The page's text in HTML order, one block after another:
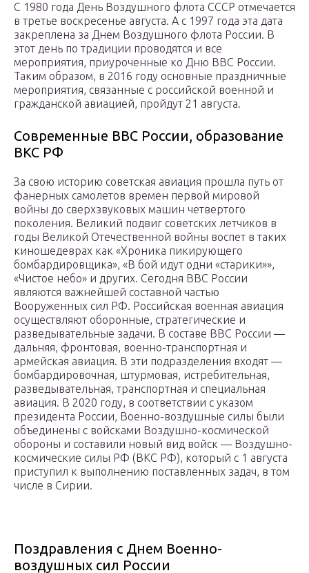
С 1980 года День Воздушного флота СССР отмечается
в третье воскресенье августа. А с 1997 года эта дата
закреплена за Днем Воздушного флота России. В
этот день по традиции проводятся и все
мероприятия, приуроченные ко Дню ВВС России.
Таким образом, в 2016 году основные праздничные
мероприятия, связанные с российской военной и
гражданской авиацией, пройдут 21 августа.
Современные ВВС России, образование
ВКС РФ
За свою историю советская авиация прошла путь от
фанерных самолетов времен первой мировой
войны до сверхзвуковых машин четвертого
поколения. Великий подвиг советских летчиков в
годы Великой Отечественной войны воспет в таких
киношедеврах как «Хроника пикирующего
бомбардировщика», «В бой идут одни «старики»»,
«Чистое небо» и других. Сегодня ВВС России
являются важнейшей составной частью
Вооруженных сил РФ. Российская военная авиация
осуществляют оборонные, стратегические и
разведывательные задачи. В составе ВВС России —
дальняя, фронтовая, военно-транспортная и
армейская авиация. В эти подразделения входят —
бомбардировочная, штурмовая, истребительная,
разведывательная, транспортная и специальная
авиация. В 2020 году, в соответствии с указом
президента России, Военно-воздушные силы были
объединены с войсками Воздушно-космической
обороны и составили новый вид войск — Воздушно-
космические силы РФ (ВКС РФ), который с 1 августа
приступил к выполнению поставленных задач, в том
числе в Сирии.
Поздравления с Днем Военно-
воздушных сил России